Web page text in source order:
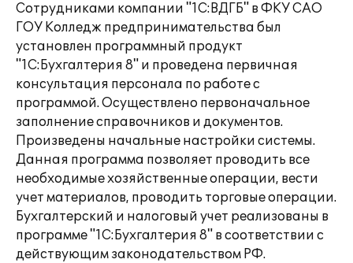
Сотрудниками компании "1С:ВДГБ" в ФКУ САО
ГОУ Колледж предпринимательства был
установлен программный продукт
"1С:Бухгалтерия 8" и проведена первичная
консультация персонала по работе с
программой. Осуществлено первоначальное
заполнение справочников и документов.
Произведены начальные настройки системы.
Данная программа позволяет проводить все
необходимые хозяйственные операции, вести
учет материалов, проводить торговые операции.
Бухгалтерский и налоговый учет реализованы в
программе "1С:Бухгалтерия 8" в соответствии с
действующим законодательством РФ.